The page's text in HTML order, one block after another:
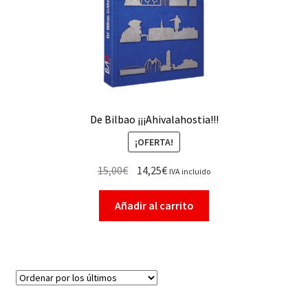
De Bilbao ¡¡¡Ahivalahostia!!!
¡OFERTA!
15,00€ 14,25€ IVA incluido
Añadir al carrito